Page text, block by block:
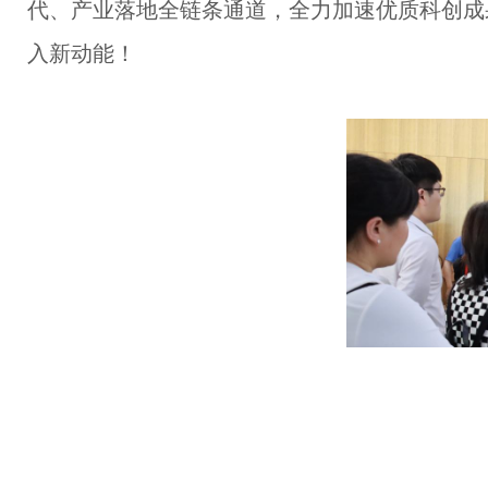
代、产业落地全链条通道，全力加速优质科创
入新动能！